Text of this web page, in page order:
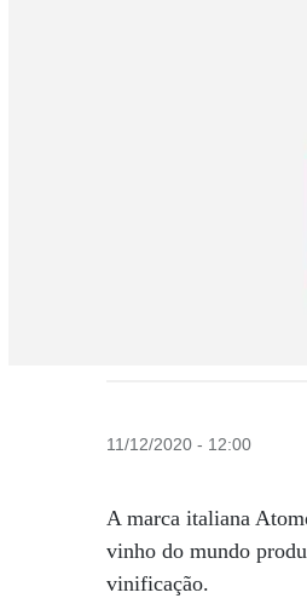
11/12/2020 - 12:00
A marca italiana
vinho do mundo
vinificação.